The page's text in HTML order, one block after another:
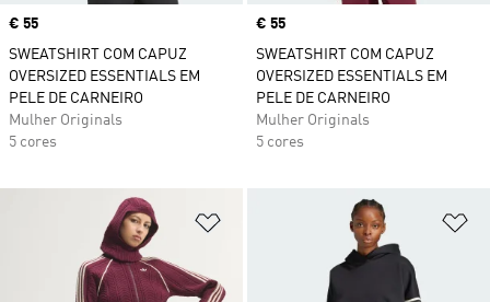
Price
€ 55
SWEATSHIRT COM CAPUZ
OVERSIZED ESSENTIALS EM
PELE DE CARNEIRO
Mulher Originals
5 cores
Price
€ 55
SWEATSHIRT COM CAPUZ
OVERSIZED ESSENTIALS EM
PELE DE CARNEIRO
Mulher Originals
5 cores
Adicionar à Lista de Desejos